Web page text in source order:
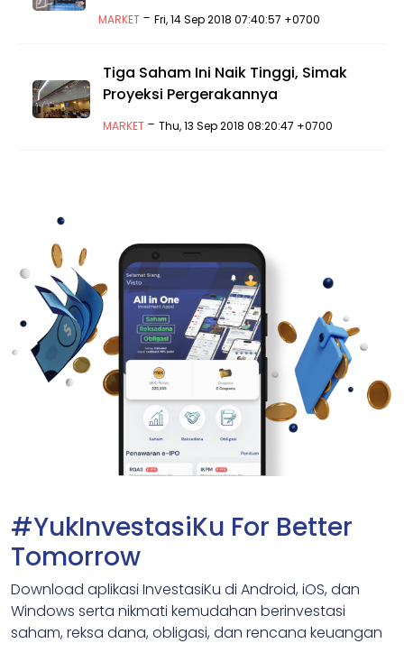
MARKET- Fri, 14 Sep 2018 07:40:57 +0700
Tiga Saham Ini Naik Tinggi, Simak
Proyeksi Pergerakannya
MARKET- Thu, 13 Sep 2018 08:20:47 +0700
#YukInvestasiKu For Better
Tomorrow
Download aplikasi InvestasiKu di Android, iOS, dan
Windows serta nikmati kemudahan berinvestasi
saham, reksa dana, obligasi, dan rencana keuangan